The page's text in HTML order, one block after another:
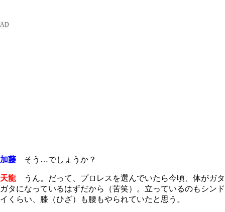
加藤 そう…でしょうか？
天龍 うん。だって、プロレスを選んでいたら今頃、体がガタ
ガタになっているはずだから（苦笑）。立っているのもシンド
イくらい、膝（ひざ）も腰もやられていたと思う。